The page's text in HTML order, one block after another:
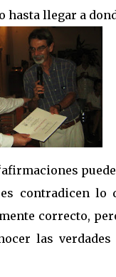
llegar a
contradicen lo
correcto,
las